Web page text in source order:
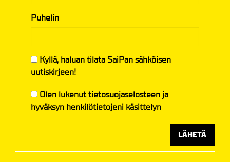
Puhelin
Kyllä, haluan tilata SaiPan sähköisen
uutiskirjeen!
Olen lukenuttietosuojaselosteen ja
hyväksyn henkilötietojeni käsittelyn
LÄHETÄ